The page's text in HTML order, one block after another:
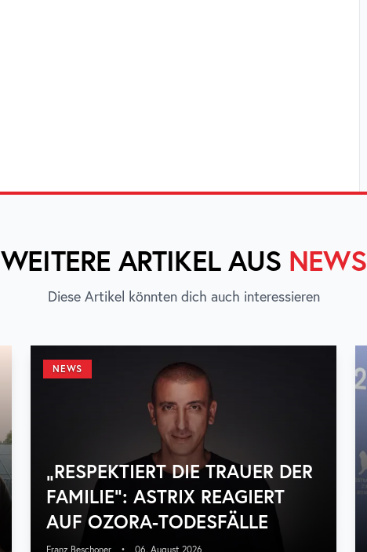
WEITERE ARTIKEL AUS NEWS
Diese Artikel könnten dich auch interessieren
NEWS
„RESPEKTIERT DIE TRAUER DER
FAMILIE“: ASTRIX REAGIERT
AUF OZORA-TODESFÄLLE
Franz Beschoner • 06. August 2026